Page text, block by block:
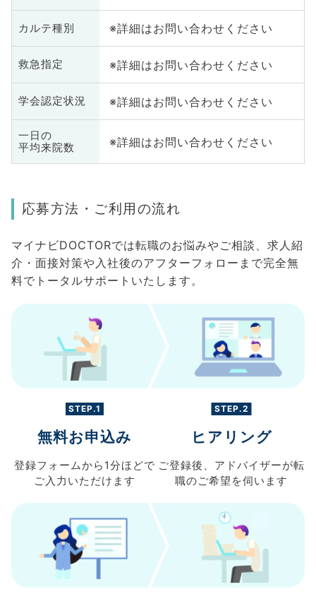
カルテ種別 ※詳細はお問い合わせください
救急指定 ※詳細はお問い合わせください
学会認定状況 ※詳細はお問い合わせください
一日の
平均来院数
※詳細はお問い合わせください
応募方法・ご利用の流れ
マイナビDOCTORでは転職のお悩みやご相談、求人紹
介・面接対策や入社後のアフターフォローまで完全無
料でトータルサポートいたします。
STEP.1
無料お申込み
登録フォームから 1分ほどで
ご入力 いただけます
STEP.2
ヒアリング
ご登録後、 アドバイザーが転
職のご希望を伺います